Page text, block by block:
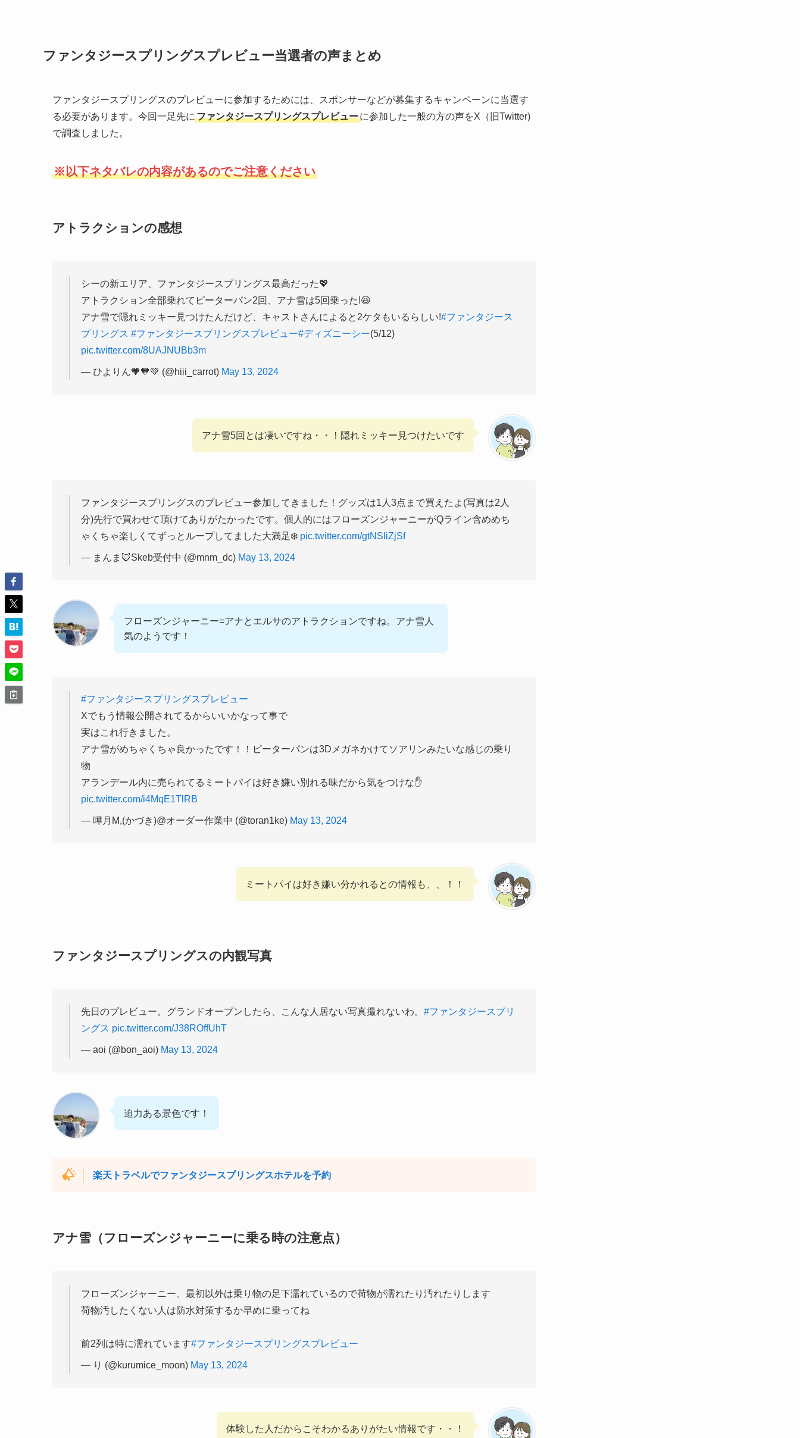
ファンタジースプリングスプレビュー当選者の声まとめ
ファンタジースプリングスのプレビューに参加するためには、スポンサーなどが募集するキャンペーンに当選す
る必要があります。今回一足先に ファンタジースプリングスプレビューに参加した一般の方の声をX（旧Twitter)
で調査しました。
※以下ネタバレの内容があるのでご注意ください
アトラクションの感想
シーの新エリア、ファンタジースプリングス最高だった💖
アトラクション全部乗れてピーターパン2回、アナ雪は5回乗った!😆
アナ雪で隠れミッキー見つけたんだけど、キャストさんによると2ケタもいるらしい!#ファンタジース
プリングス #ファンタジースプリングスプレビュー#ディズニーシー(5/12)
pic.twitter.com/8UAJNUBb3m
— ひよりん🧡🧡💚 (@hiii_carrot) May 13, 2024
アナ雪5回とは凄いですね・・！隠れミッキー見つけたいです
ファンタジースプリングスのプレビュー参加してきました！グッズは1人3点まで買えたよ(写真は2人
分)先行で買わせて頂けてありがたかったです。個人的にはフローズンジャーニーがQライン含めめち
ゃくちゃ楽しくてずっとループしてました大満足❄️ pic.twitter.com/gtNSliZjSf
— まんま🦊Skeb受付中 (@mnm_dc) May 13, 2024
フローズンジャーニー=アナとエルサのアトラクションですね。アナ雪人
気のようです！
#ファンタジースプリングスプレビュー
Xでもう情報公開されてるからいいかなって事で
実はこれ行きました。
アナ雪がめちゃくちゃ良かったです！！ピーターパンは3Dメガネかけてソアリンみたいな感じの乗り
物
アランデール内に売られてるミートパイは好き嫌い別れる味だから気をつけな✋
pic.twitter.com/i4MqE1TlRB
— 嘩月M,(かづき)@オーダー作業中 (@toran1ke) May 13, 2024
ミートパイは好き嫌い分かれるとの情報も、、！！
ファンタジースプリングスの内観写真
先日のプレビュー。グランドオープンしたら、こんな人居ない写真撮れないわ。 #ファンタジースプリ
ングス pic.twitter.com/J38ROffUhT
— aoi (@bon_aoi) May 13, 2024
迫力ある景色です！
楽天トラベルでファンタジースプリングスホテルを予約
アナ雪（フローズンジャーニーに乗る時の注意点）
フローズンジャーニー、最初以外は乗り物の足下濡れているので荷物が濡れたり汚れたりします
荷物汚したくない人は防水対策するか早めに乗ってね
前2列は特に濡れています#ファンタジースプリングスプレビュー
— り (@kurumice_moon) May 13, 2024
体験した人だからこそわかるありがたい情報です・・！